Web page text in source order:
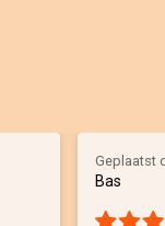
Geplaatst
Bas